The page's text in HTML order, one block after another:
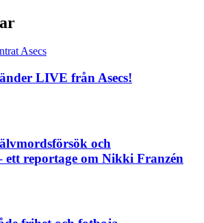
LIVE från Asecs!
och
ett reportage om Nikki Franzén